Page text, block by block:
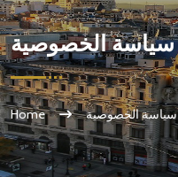
سياسة الخصوصية
Home سياسة الخصوصية